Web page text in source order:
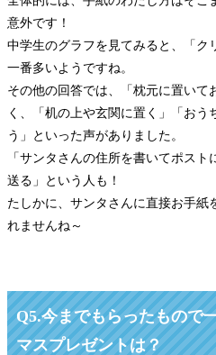
意外です！
中学生のグラフを見てみると、「ク
一番多いようですね。
その他の回答では、「枕元に置いて
く、「机の上や玄関に置く」「おう
う」といった声がありました。
「サンタさんの住所を書いてポス
送る」という人も！
たしかに、サンタさんに直接お手紙
れませんね～
Q5.今までもらったもので
マスプレゼントは？